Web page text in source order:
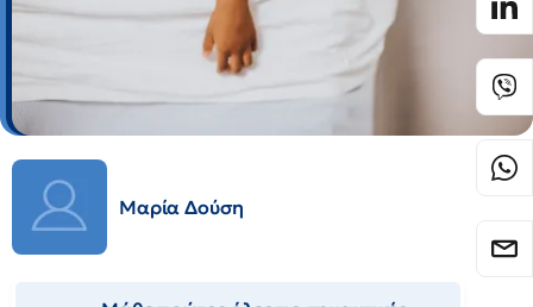
Μαρία Δούση